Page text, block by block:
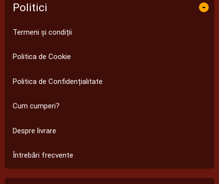
Politici -
Termeni și condiții
Politica de Cookie
Politica de Confidențialitate
Cum cumperi?
Despre livrare
Întrebări frecvente